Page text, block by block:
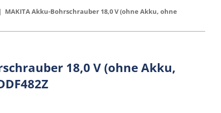
MAKITA Akku-Bohrschrauber 18,0 V (ohne Akku, ohne
18,0 V (ohne Akku,